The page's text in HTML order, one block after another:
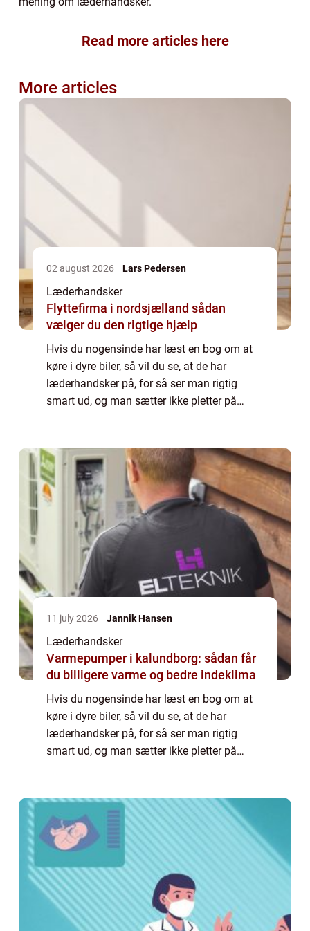
Read more articles here
More articles
02 august 2026 Lars Pedersen
Læderhandsker
Flyttefirma i nordsjælland sådan
vælger du den rigtige hjælp
Hvis du nogensinde har læst en bog om at
køre i dyre biler, så vil du se, at de har
læderhandsker på, for så ser man rigtig
smart ud, og man sætter ikke pletter på
hvordan...
11 july 2026 Jannik Hansen
Læderhandsker
Varmepumper i kalundborg: sådan får
du billigere varme og bedre indeklima
Hvis du nogensinde har læst en bog om at
køre i dyre biler, så vil du se, at de har
læderhandsker på, for så ser man rigtig
smart ud, og man sætter ikke pletter på
hvordan...